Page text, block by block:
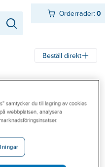
Orderrader:0
Beställ direkt
TYROLIT
52ZY. För stål
samtycker du till lagring av cookies
webbplatsen, analysera